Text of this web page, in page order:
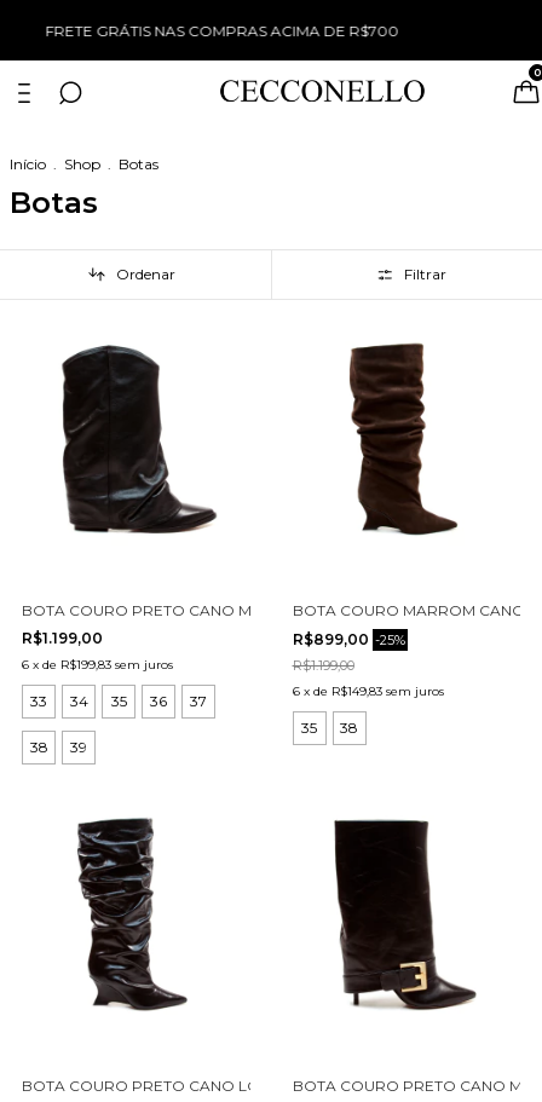
WINTER SALE TUDO COM 50% OFF
0
Início . Shop . Botas
Botas
Ordenar Filtrar
BOTA COURO PRETO CANO MÉDIO CECCONELLO 2619006-5
R$1.199,00
6 x de R$199,83 sem juros
33 34 35 36 37
38 39
BOTA COURO MARROM CANO
R$899,00 -25%
R$1.199,00
6 x de R$149,83 sem juros
35 38
BOTA COURO PRETO CANO LONGO CECCONELLO 2880007-1
BOTA COURO PRETO CANO